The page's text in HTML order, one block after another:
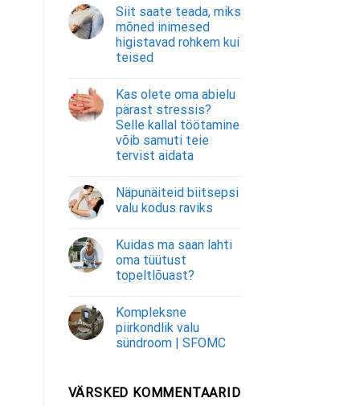
Siit saate teada, miks
mõned inimesed
higistavad rohkem kui
teised
Kas olete oma abielu
pärast stressis?
Selle kallal töötamine
võib samuti teie
tervist aidata
Näpunäiteid biitsepsi
valu kodus raviks
Kuidas ma saan lahti
oma tüütust
topeltlõuast?
Kompleksne
piirkondlik valu
sündroom | SFOMC
VÄRSKED KOMMENTAARID